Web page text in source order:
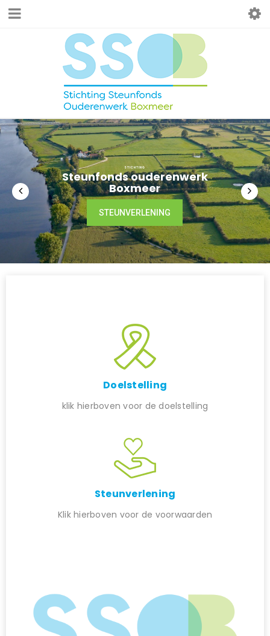
Steunfondsouderenwerk
Boxmeer
STICHTING
STEUNVERLENING
Doelstelling
klik hierboven voor de doelstelling
Steunverlening
Klik hierboven voor de voorwaarden